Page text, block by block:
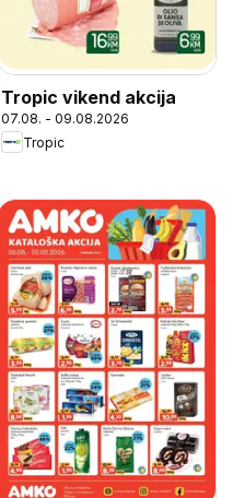
Tropic vikend akcija
07.08. - 09.08.2026
Tropic